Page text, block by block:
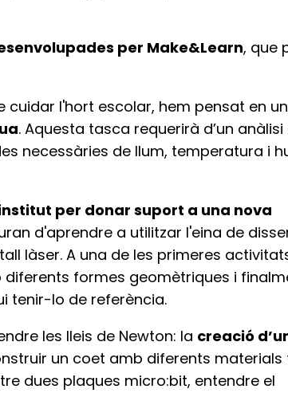
per Make&Learn, que
cuidar l'hort escolar, hem pensat en
. Aquesta tasca requerirà d’un anàlisi
necessàries de llum, temperatura i
per donar suport a una nova
d'aprendre a utilitzar l'eina de
làser. A una de les primeres
diferents formes geomètriques i
tenir-lo de referència.
les lleis de Newton: la creació
un coet amb diferents materials
dues plaques micro:bit, entendre el